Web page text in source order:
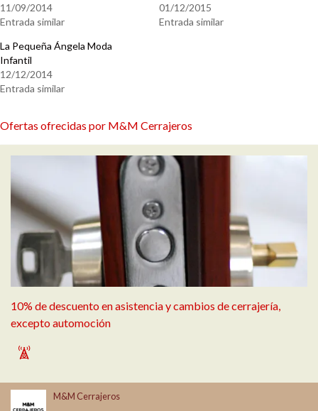
11/09/2014
Entrada similar
01/12/2015
Entrada similar
La Pequeña Ángela Moda
Infantil
12/12/2014
Entrada similar
Ofertas ofrecidas por M&M Cerrajeros
10% de descuento en asistencia y cambios de cerrajería,
excepto automoción
`
M&M Cerrajeros